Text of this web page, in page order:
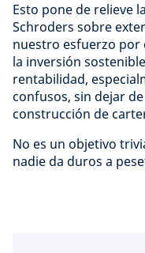
Esto pone de relieve
Schroders sobre
nuestro esfuerzo por
la inversión
rentabilidad,
confusos, sin dejar
construcción de
No es un objetivo
nadie da duros a